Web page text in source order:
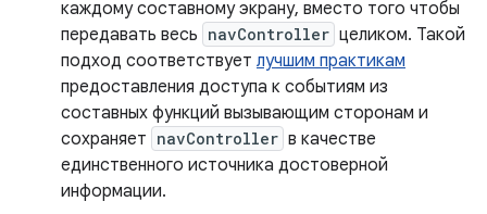
каждому составному экрану, вместо того чтобы
передавать весь navController целиком. Такой
подход соответствует лучшим практикам
предоставления доступа к событиям из
составных функций вызывающим сторонам и
сохраняет navController в качестве
единственного источника достоверной
информации.